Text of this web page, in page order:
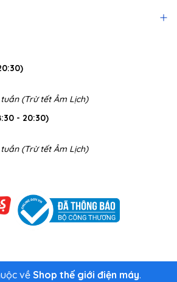
(Trừ tết Âm Lịch)
- 20:30)
(Trừ tết Âm Lịch)
về Shop thế giới điện máy.